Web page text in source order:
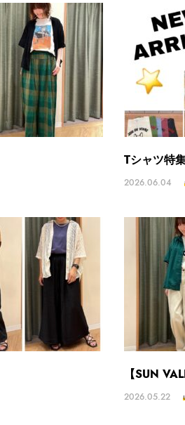
Tシャツ特
2026.06.04
【SUN
2026.05.22